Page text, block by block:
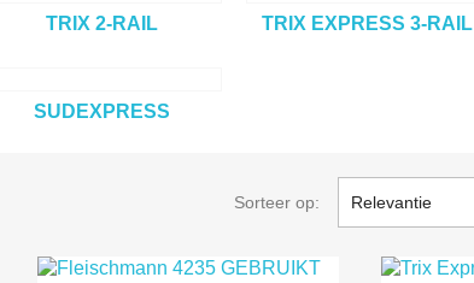
TRIX 2-RAIL TRIX EXPRESS 3-RAIL
SUDEXPRESS
Sorteer op: Relevantie